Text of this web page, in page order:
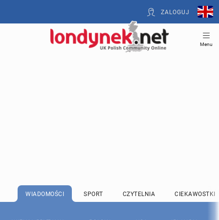
ZALOGUJ
Menu
WIADOMOŚCI SPORT CZYTELNIA CIEKAWOSTKI